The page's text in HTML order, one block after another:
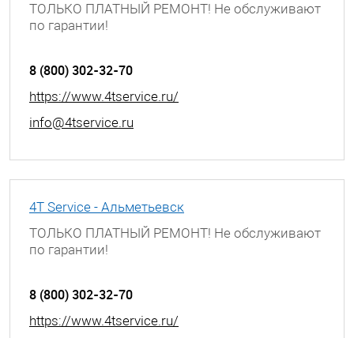
ТОЛЬКО ПЛАТНЫЙ РЕМОНТ! Не обслуживают
по гарантии!
8 (800) 302-32-70
https://www.4tservice.ru/
info@4tservice.ru
4T Service - Альметьевск
ТОЛЬКО ПЛАТНЫЙ РЕМОНТ! Не обслуживают
по гарантии!
8 (800) 302-32-70
https://www.4tservice.ru/